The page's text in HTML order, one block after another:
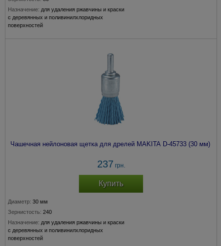
Назначение: для удаления ржавчины и краски
с деревянных и поливинилхлоридных
поверхностей
Чашечная нейлоновая щетка для дрелей MAKITA D-45733 (30 мм)
237 грн.
Купить
Диаметр: 30 мм
Зернистость: 240
Назначение: для удаления ржавчины и краски
с деревянных и поливинилхлоридных
поверхностей